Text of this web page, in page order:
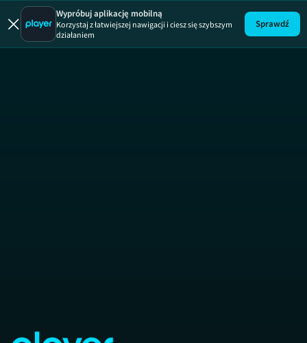
Wypróbuj aplikację mobilną
Korzystaj z łatwiejszej nawigacji i ciesz się szybszym
działaniem
Sprawdź